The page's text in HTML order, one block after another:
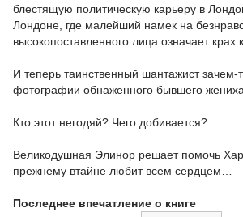
блестящую политическую карьеру в
Лондоне, где малейший намек на
высокопоставленного лица означает крах
И теперь таинственный шантажист
фотографии обнаженного бывшего
Кто этот негодяй? Чего добивается?
Великодушная Элинор решает помочь
прежнему втайне любит всем сердцем…
Последнее впечатление о книге